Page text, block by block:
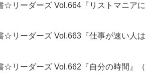
☆リーダーズ Vol.664『リストマニア
☆リーダーズ Vol.663『仕事が速い人
☆リーダーズ Vol.662『自分の時間』（